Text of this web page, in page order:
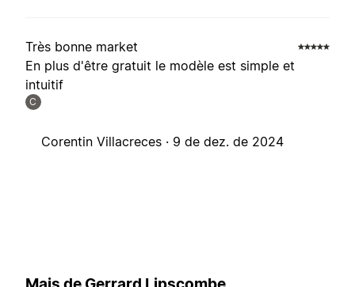
Très bonne market
En plus d'être gratuit le modèle est simple et
intuitif
C
Corentin Villacreces · 9 de dez. de 2024